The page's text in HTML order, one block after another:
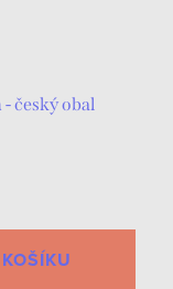
český obal